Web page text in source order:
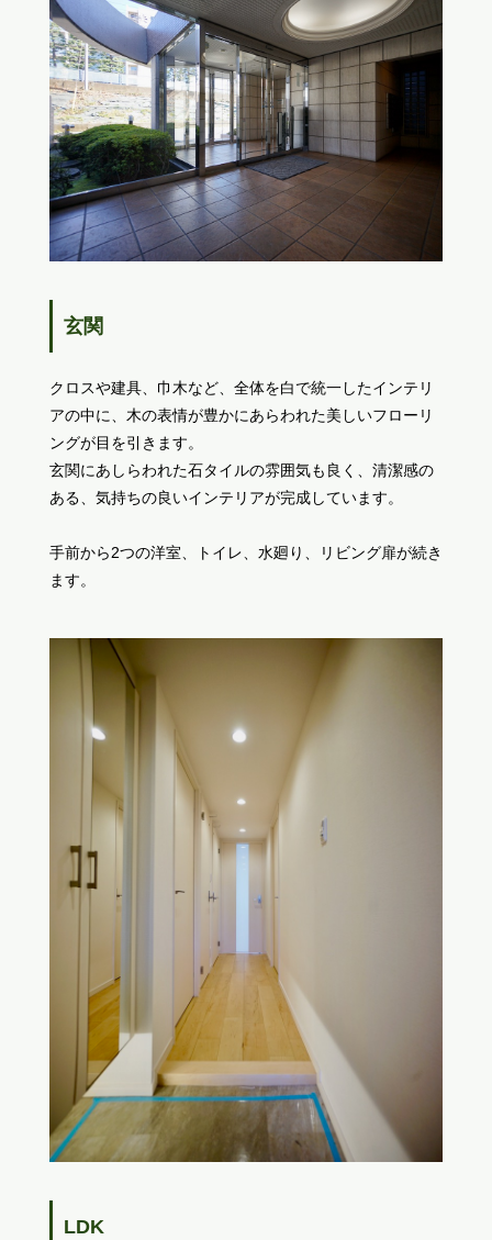
玄関
クロスや建具、巾木など、全体を白で統一したインテリ
アの中に、木の表情が豊かにあらわれた美しいフローリ
ングが目を引きます。
玄関にあしらわれた石タイルの雰囲気も良く、清潔感の
ある、気持ちの良いインテリアが完成しています。
手前から2つの洋室、トイレ、水廻り、リビング扉が続き
ます。
LDK